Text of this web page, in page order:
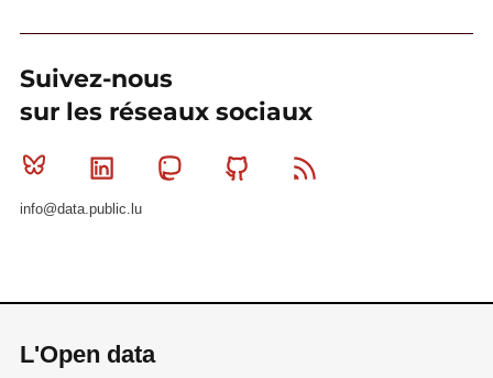
Suivez-nous
sur les réseaux sociaux
Bluesky Linkedin MastodonGithub
info@data.public.lu
L'Open data